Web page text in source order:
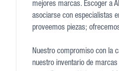
mejores marcas. Escoger a
asociarse con especialistas
proveemos piezas;
Nuestro compromiso con la
nuestro inventario de